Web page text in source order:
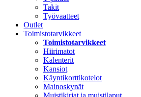
Takit
Työvaatteet
Outlet
Toimistotarvikkeet
Toimistotarvikkeet
Hiirimatot
Kalenterit
Kansiot
Käyntikorttikotelot
Mainoskynät
Muistikirjat ja muistilaput